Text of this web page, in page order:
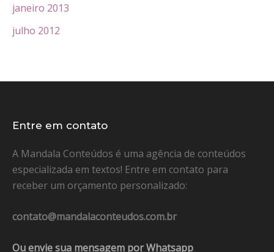
janeiro 2013
julho 2012
Entre em contato
A Mandala Conteúdos é uma agência de conteúdos
especializada em textos! Entre em contato para
receber um orçamento personalizado:
contato@mandalaconteudos.com.br
Ou envie sua mensagem por Whatsapp